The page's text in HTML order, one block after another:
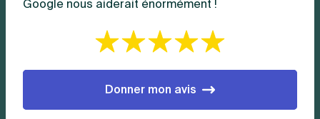
travail temporaire de faire la demande de carte BTP.
Combien coûte la carte BTP ?
Lacarte BTP a un prix forfaitairede 9,80 euros. Le
Google nous aiderait énormément !
Donner mon avis